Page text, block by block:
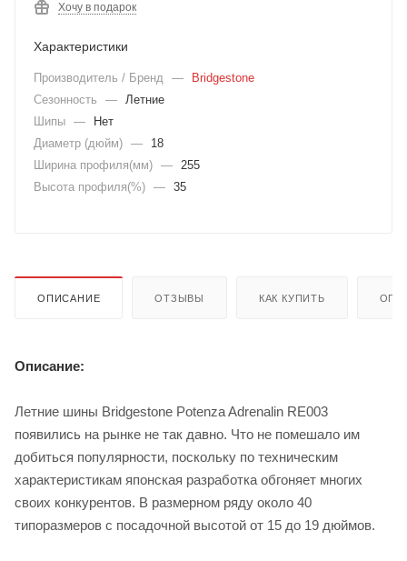
Хочу в подарок
Характеристики
Производитель / Бренд —
Bridgestone
Сезонность
— Летние
Шипы —
Нет
Диаметр (дюйм) —
18
Ширина профиля(мм) — 255
Высота профиля(%) — 35
ОПИСАНИЕ ОТЗЫВЫ КАК КУПИТЬ
Описание:
Летние шины Bridgestone Potenza Adrenalin RE003
появились на рынке не так давно. Что не помешало им
добиться популярности, поскольку по техническим
характеристикам японская разработка обгоняет многих
своих конкурентов. В размерном ряду около 40
типоразмеров с посадочной высотой от 15 до 19 дюймов.